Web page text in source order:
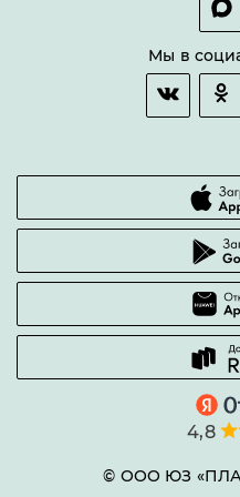
Гарантии качества
Часто задаваемые вопросы
Мы в
4,8
© ООО ЮЗ